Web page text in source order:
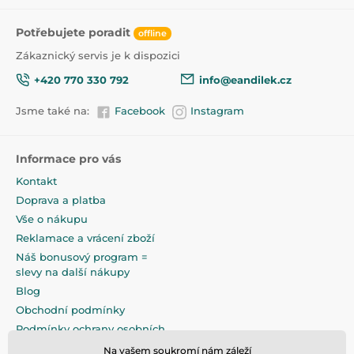
Tampóny pravidelně vyměňujte, použitý tampón
vyhoďte do koše.
Uchovávejte mimo dosah dítěte.
Potřebujete poradit offline
Zákaznický servis je k dispozici
+420 770 330 792
info@eandilek.cz
Jsme také na: Facebook Instagram
Informace pro vás
Kontakt
Doprava a platba
Vše o nákupu
Reklamace a vrácení zboží
Náš bonusový program =
slevy na další nákupy
Blog
Obchodní podmínky
Podmínky ochrany osobních
Na vašem soukromí nám záleží